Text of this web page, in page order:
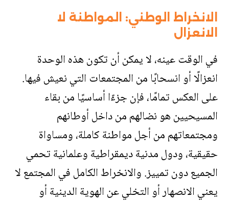
الانخراط الوطني: المواطنة لا
الانعزال
في الوقت عينه، لا يمكن أن تكون هذه الوحدة
انعزالًا أو انسحابًا من المجتمعات التي نعيش فيها.
على العكس تمامًا، فإن جزءًا أساسيًا من بقاء
المسيحيين هو نضالهم من داخل أوطانهم
ومجتمعاتهم من أجل مواطنة كاملة، ومساواة
حقيقية، ودول مدنية ديمقراطية وعلمانية تحمي
الجميع دون تمييز. والانخراط الكامل في المجتمع لا
يعني الانصهار أو التخلي عن الهوية الدينية أو